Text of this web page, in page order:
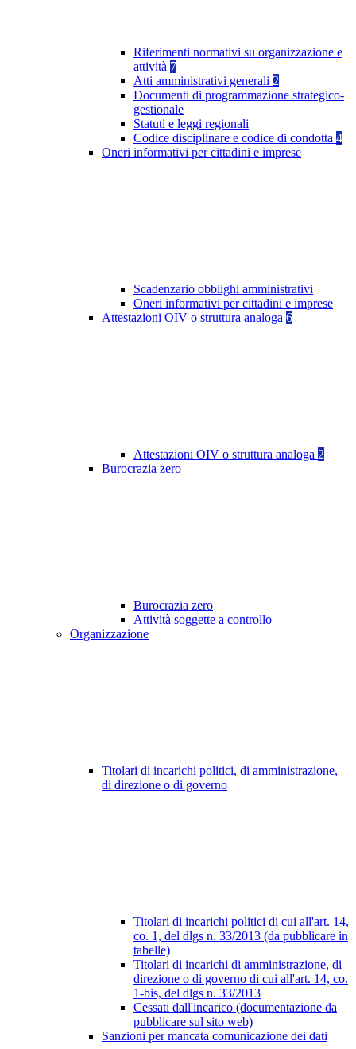
Riferimenti normativi su organizzazione e
attività 7
Atti amministrativi generali 2
Documenti di programmazione strategico-
gestionale
Statuti e leggi regionali
Codice disciplinare e codice di condotta 4
Oneri informativi per cittadini e imprese
Scadenzario obblighi amministrativi
Oneri informativi per cittadini e imprese
Attestazioni OIV o struttura analoga 6
Attestazioni OIV o struttura analoga 2
Burocrazia zero
Burocrazia zero
Attività soggette a controllo
Organizzazione
Titolari di incarichi politici, di amministrazione,
di direzione o di governo
Titolari di incarichi politici di cui all'art. 14,
co. 1, del dlgs n. 33/2013 (da pubblicare in
tabelle)
Titolari di incarichi di amministrazione, di
direzione o di governo di cui all'art. 14, co.
1-bis, del dlgs n. 33/2013
Cessati dall'incarico (documentazione da
pubblicare sul sito web)
Sanzioni per mancata comunicazione dei dati